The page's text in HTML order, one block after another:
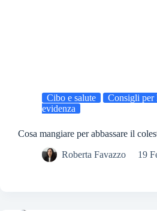
Cibo e salute Consigli per
evidenza
Cosa mangiare per abbassare il
Roberta Favazzo 19